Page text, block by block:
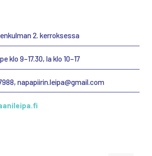
2. kerroksessa
klo 9–17.30, la klo 10–17
napapiirin.leipa@gmail.com